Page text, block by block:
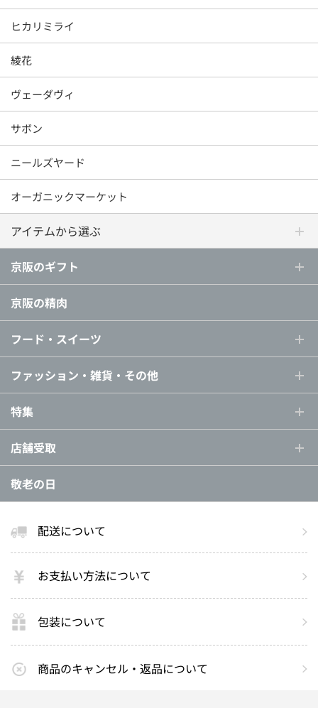
ヒカリミライ
綾花
ヴェーダヴィ
サボン
ニールズヤード
オーガニックマーケット
アイテムから選ぶ
京阪のギフト
京阪の精肉
フード・スイーツ
ファッション・雑貨・その他
特集
店舗受取
敬老の日
配送について
お支払い方法について
包装について
商品のキャンセル・返品について